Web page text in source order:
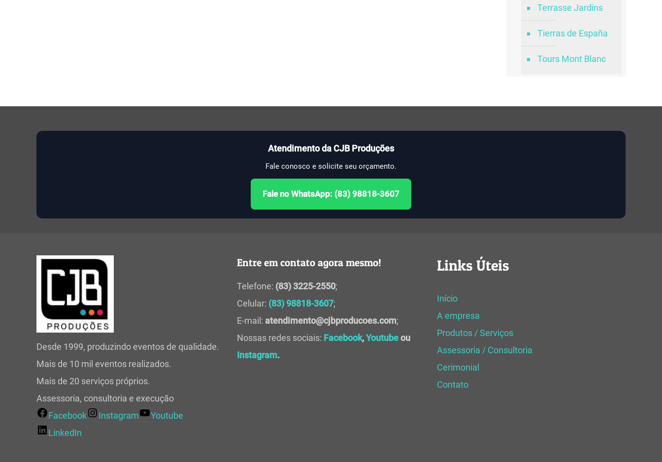
Terrasse Jardins
Tierras de España
Tours Mont Blanc
Atendimento da CJB Produções
Fale conosco e solicite seu orçamento.
Fale no WhatsApp: (83) 98818-3607
Desde 1999, produzindo eventos de qualidade.
Mais de 10 mil eventos realizados.
Mais de 20 serviços próprios.
Assessoria, consultoria e execução
Facebook
Instagram
Youtube
LinkedIn
Entre em contato agora mesmo!
Telefone: (83) 3225-2550;
Celular: (83) 98818-3607;
E-mail: atendimento@cjbproducoes.com;
Nossas redes sociais: Facebook,Youtubeou
Instagram.
Links Úteis
Início
A empresa
Produtos / Serviços
Assessoria / Consultoria
Cerimonial
Contato